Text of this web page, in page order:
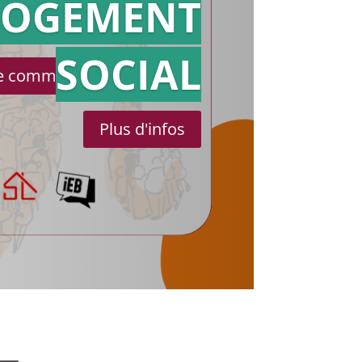
référé
communiqué de presse
SOCIAL
Plus d'infos